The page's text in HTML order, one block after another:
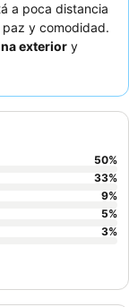
a poca distancia
y comodidad.
exterior y
la
relajante,
volcán o a los
50%
33%
9%
5%
3%